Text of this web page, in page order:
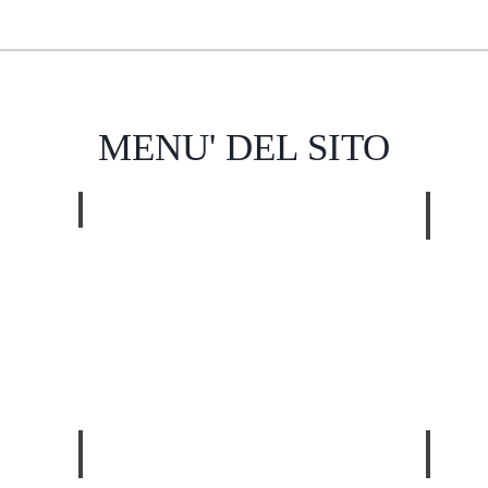
MENU' DEL SITO